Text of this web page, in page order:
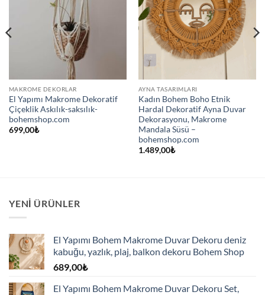
MAKROME DEKORLAR
El Yapımı Makrome Dekoratif
Çiçeklik Askılık-saksılık-
bohemshop.com
699,00₺
AYNA TASARIMLARI
Kadın Bohem Boho Etnik
Hardal Dekoratif Ayna Duvar
Dekorasyonu, Makrome
Mandala Süsü –
bohemshop.com
1.489,00₺
YENI ÜRÜNLER
El Yapımı Bohem Makrome Duvar Dekoru deniz
kabuğu, yazlık, plaj, balkon dekoru Bohem Shop
689,00₺
El Yapımı Bohem Makrome Duvar Dekoru Set,